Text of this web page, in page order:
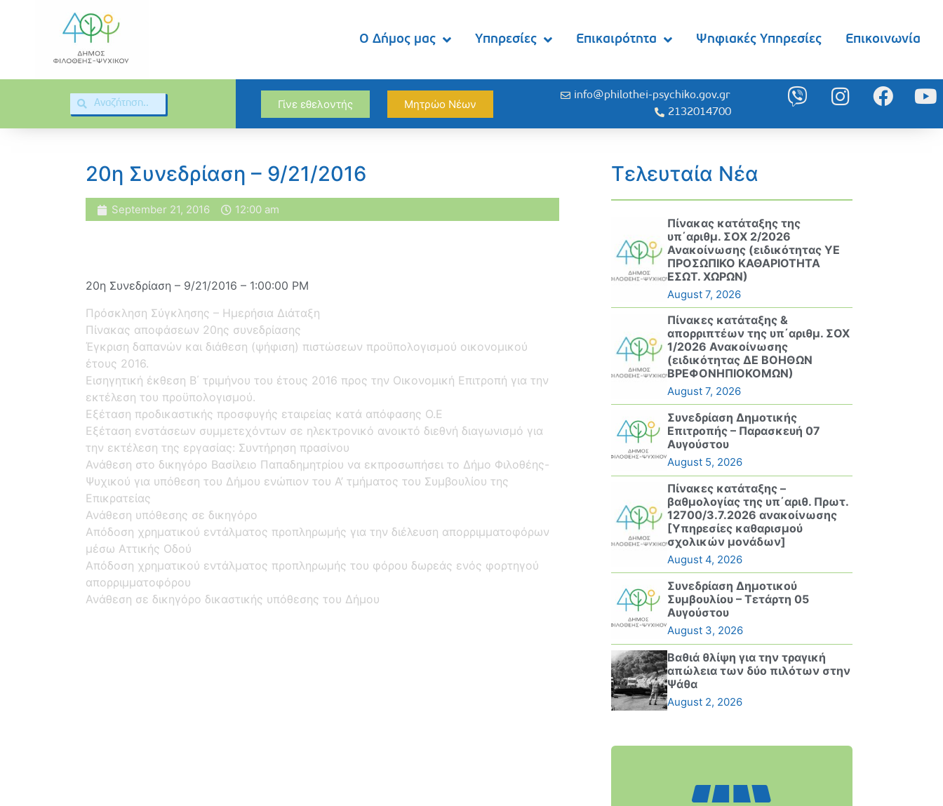
Ο Δήμος μας Υπηρεσίες Επικαιρότητα Ψηφιακές Υπηρεσίες Επικοινωνία
Γίνε εθελοντής Μητρώο Νέων
info@philothei-psychiko.gov.gr
2132014700
20η Συνεδρίαση – 9/21/2016
September 21, 2016 12:00 am
20η Συνεδρίαση – 9/21/2016 – 1:00:00 PM
Πρόσκληση Σύγκλησης – Ημερήσια Διάταξη
Πίνακας αποφάσεων 20ης συνεδρίασης
Έγκριση δαπανών και διάθεση (ψήφιση) πιστώσεων προϋπολογισμού οικονομικού
έτους 2016.
Εισηγητική έκθεση Β΄ τριμήνου του έτους 2016 προς την Οικονομική Επιτροπή για την
εκτέλεση του προϋπολογισμού.
Εξέταση προδικαστικής προσφυγής εταιρείας κατά απόφασης Ο.Ε
Εξέταση ενστάσεων συμμετεχόντων σε ηλεκτρονικό ανοικτό διεθνή διαγωνισμό για
την εκτέλεση της εργασίας: Συντήρηση πρασίνου
Ανάθεση στο δικηγόρο Βασίλειο Παπαδημητρίου να εκπροσωπήσει το Δήμο Φιλοθέης-
Ψυχικού για υπόθεση του Δήμου ενώπιον του Α’ τμήματος του Συμβουλίου της
Επικρατείας
Ανάθεση υπόθεσης σε δικηγόρο
Απόδοση χρηματικού εντάλματος προπληρωμής για την διέλευση απορριμματοφόρων
μέσω Αττικής Οδού
Απόδοση χρηματικού εντάλματος προπληρωμής του φόρου δωρεάς ενός φορτηγού
απορριμματοφόρου
Ανάθεση σε δικηγόρο δικαστικής υπόθεσης του Δήμου
Τελευταία Νέα
Πίνακας κατάταξης της
υπ΄αριθμ. ΣΟΧ 2/2026
Ανακοίνωσης (ειδικότητας ΥΕ
ΠΡΟΣΩΠΙΚΟ ΚΑΘΑΡΙΟΤΗΤΑ
ΕΣΩΤ. ΧΩΡΩΝ)
August 7, 2026
Πίνακες κατάταξης &
απορριπτέων της υπ΄αριθμ. ΣΟΧ
1/2026 Ανακοίνωσης
(ειδικότητας ΔΕ ΒΟΗΘΩΝ
ΒΡΕΦΟΝΗΠΙΟΚΟΜΩΝ)
August 7, 2026
Συνεδρίαση Δημοτικής
Επιτροπής – Παρασκευή 07
Αυγούστου
August 5, 2026
Πίνακες κατάταξης –
βαθμολογίας της υπ΄αριθ. Πρωτ.
12700/3.7.2026 ανακοίνωσης
[Υπηρεσίες καθαρισμού
σχολικών μονάδων]
August 4, 2026
Συνεδρίαση Δημοτικού
Συμβουλίου – Τετάρτη 05
Αυγούστου
August 3, 2026
Βαθιά θλίψη για την τραγική
απώλεια των δύο πιλότων στην
Ψάθα
August 2, 2026